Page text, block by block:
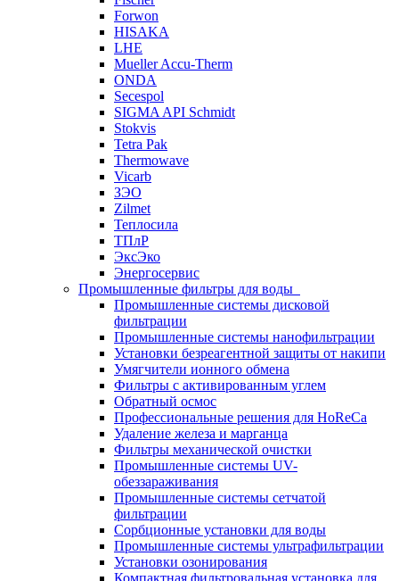
Forwon
HISAKA
LHE
Mueller Accu-Therm
ONDA
Secespol
SIGMA API Schmidt
Stokvis
Tetra Pak
Thermowave
Vicarb
ЗЭО
Zilmet
Теплосила
ТПлР
ЭксЭко
Энергосервис
Промышленные фильтры для воды
Промышленные системы дисковой
фильтрации
Промышленные системы нанофильтрации
Установки безреагентной защиты от накипи
Умягчители ионного обмена
Фильтры с активированным углем
Обратный осмос
Профессиональные решения для HoReCa
Удаление железа и марганца
Фильтры механической очистки
Промышленные системы UV-
обеззараживания
Промышленные системы сетчатой
фильтрации
Сорбционные установки для воды
Промышленные системы ультрафильтрации
Установки озонирования
Компактная фильтровальная установка для